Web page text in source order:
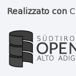
Realizzato con